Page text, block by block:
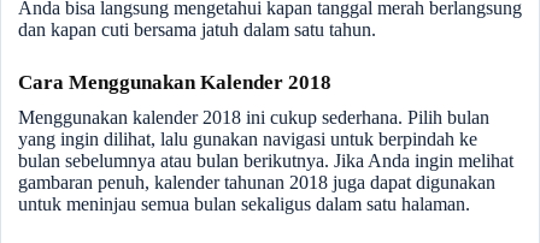
Anda bisa langsung mengetahui kapan tanggal merah berlangsung
dan kapan cuti bersama jatuh dalam satu tahun.
Cara Menggunakan Kalender 2018
Menggunakan kalender 2018 ini cukup sederhana. Pilih bulan
yang ingin dilihat, lalu gunakan navigasi untuk berpindah ke
bulan sebelumnya atau bulan berikutnya. Jika Anda ingin melihat
gambaran penuh, kalender tahunan 2018 juga dapat digunakan
untuk meninjau semua bulan sekaligus dalam satu halaman.